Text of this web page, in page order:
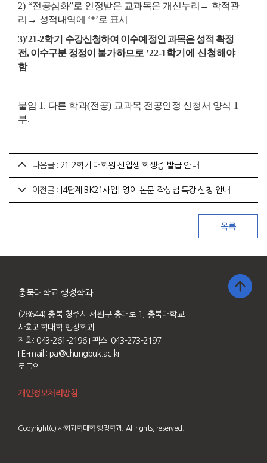
2) “전공심화”로 인정받은 교과목은 개신누리 → 학적관
리 → 성적내역에 ‘*’ 로 표시
3)’21-2학기 수강신청하여 이수예정인 과목은 성적 확정
전,이수구분 정정이 불가하므로 ’22-1학기에 신청해야
함
붙임 1. 다른 학과(전공) 교과목 전공인정 신청서 양식 1
부.
다음글 : 21-2학기 대학원 신입생 학생증 발급 안내
이전글 : [4단계 BK21사업] 영어 논문 작성법 특강 신청 안내
충북대학교 행정학과
(28644) 충북 청주시 서원구 충대로 1, 충북대학교
사회과학대학 행정학과
전화: 043-261-2196 I 팩스: 043-273-2197
I E-mail : pa@chungbuk.ac.kr
로그인
개인정보처리방침
Copyright(c) 사회과학대학 행정학과. All rights, reserved.